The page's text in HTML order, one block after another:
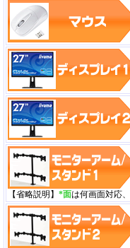
【省略説明】 *面は何画面対応、